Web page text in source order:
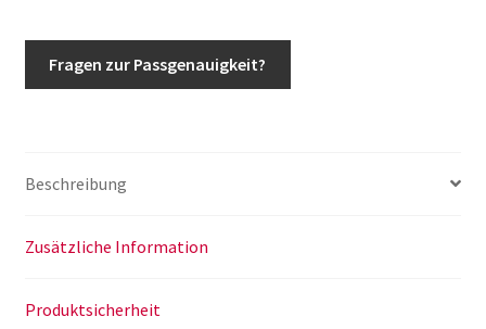
Fragen zur Passgenauigkeit?
Beschreibung
Zusätzliche Information
Produktsicherheit